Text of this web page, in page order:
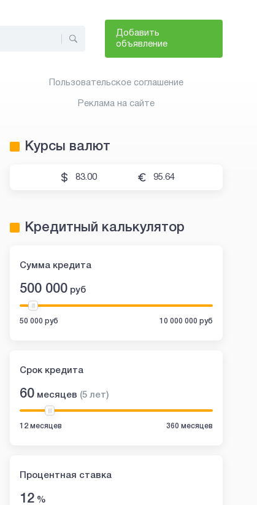
Добавить
объявление
Пользовательское соглашение
Реклама на сайте
Курсы валют
83.00 95.64
Кредитный калькулятор
Сумма кредита
500 000 руб
50 000 руб 10 000 000 руб
Срок кредита
60 месяцев (5 лет)
12 месяцев 360 месяцев
Процентная ставка
12 %